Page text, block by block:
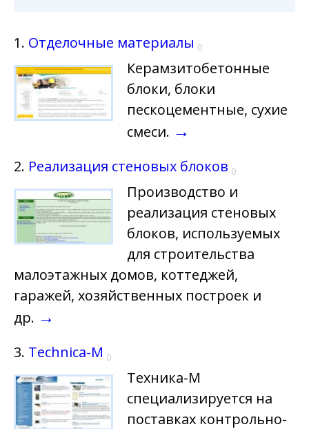
1. Отделочные материалы 0
Керамзитобетонные
блоки, блоки
пескоцементные, сухие
смеси. →
2. Реализация стеновых блоков 0
Производство и
реализация стеновых
блоков, используемых
для строительства
малоэтажных домов, коттеджей,
гаражей, хозяйственных построек и
др. →
3. Technica-M 0
Техника-М
специализируется на
поставках контрольно-